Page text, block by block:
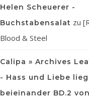
Helen Scheuerer -
Buchstabensalat zu
Blood & Steel
Calipa » Archives
- Hass und Liebe
beieinander BD.2